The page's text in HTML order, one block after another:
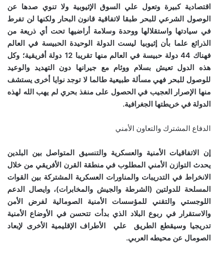
اقتصادية كبيرة وتعول علي السوق الإثيوبية ولا تنوي صدها عن
الوصول الشرعي للبحر طبقا لاتفاقية قانون البحار ولكنها لن تفرط
في سيادتها واستقلالها ووحدة وسلامة أراضيها تحت أي ذريعة من
الذرائع علما بأن إثيوبيا ليست الدولة الوحيدة الحبيسة في العالم
فهناك 44دولة حبيسة في العالم منها تقريبا 12دولة أفريقية؛ وكل
هذه الدول تعيش بسلام ووئام مع جيرانها دون التهديد والوعيد
للوصول للبحر فهي مسألة طبيعية طالما لا توجد نوايا أخرى يستشف
منها الإصرار العجيب في الحصول على منفذ بحري لم يهب الله لهذه
الدولة في خريطتها الجغرافية.
الدفاع المشترك والتعاون الأمني
إن الاتفاقيات الأمنية والعسكرية والتنسيق المتواصل بين البلدين
يحدث التوازن الأمني المطلوب في منطقة القرن الأفريقي من خلال
الانخراط في التدريبات والمناورات العسكرية المشتركة بين القوات
المسلحة للدولتين (الشرطة والجيش والمخابرات)، وايصال الدعم
اللوجستي والتقني للمؤسسات الأمنية الصومالية لفرض الأمن
والاستقرار في ربوع البلاد الذي بدأت تتحسن في الأوضاع الأمنية
تدريجيا وسيقطع الطريق علي الأطراف الإقليمية الأخرى لإبعاد
الصومال عن محيطه العربي.